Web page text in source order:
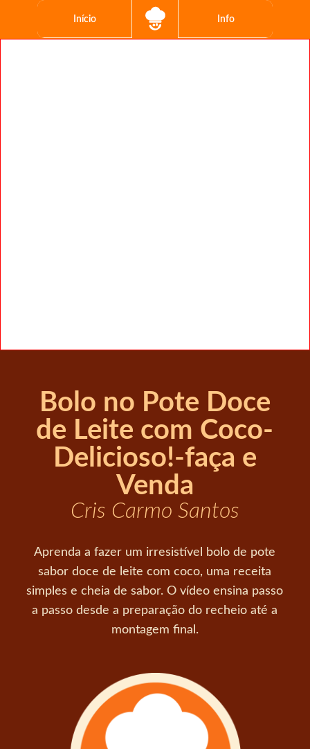
Início Info
Bolo no Pote Doce
de Leite com Coco-
Delicioso!-faça e
Venda
Cris Carmo Santos
Aprenda a fazer um irresistível bolo de pote
sabor doce de leite com coco, uma receita
simples e cheia de sabor. O vídeo ensina passo
a passo desde a preparação do recheio até a
montagem final.